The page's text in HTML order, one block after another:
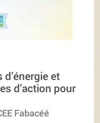
et
d’action pour
Fabacéé